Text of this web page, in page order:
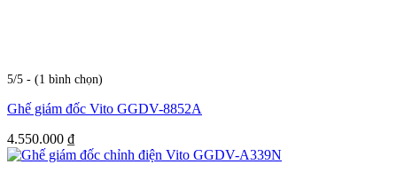
5/5 - (1 bình chọn)
Ghế giám đốc Vito GGDV-8852A
4.550.000 ₫